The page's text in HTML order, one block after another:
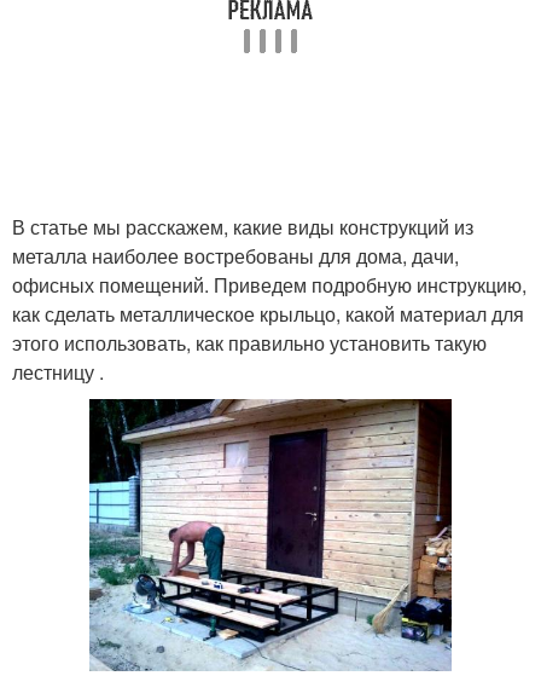
В статье мы расскажем, какие виды конструкций из
металла наиболее востребованы для дома, дачи,
офисных помещений. Приведем подробную инструкцию,
как сделать металлическое крыльцо, какой материал для
этого использовать, как правильно установить такую
лестницу .